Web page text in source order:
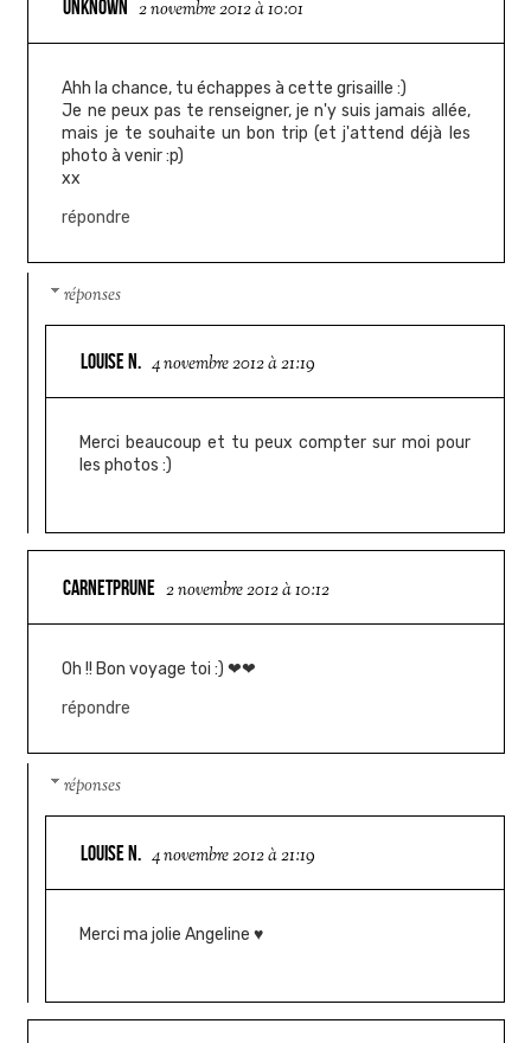
UNKNOWN 2 novembre 2012 à 10:01
Ahh la chance, tu échappes à cette grisaille :)
Je ne peux pas te renseigner, je n'y suis jamais allée,
mais je te souhaite un bon trip (et j'attend déjà les
photo à venir :p)
xx
répondre
réponses
LOUISE N. 4 novembre 2012 à 21:19
Merci beaucoup et tu peux compter sur moi pour
les photos :)
CARNETPRUNE 2 novembre 2012 à 10:12
Oh !! Bon voyage toi :) ❤❤
répondre
réponses
LOUISE N. 4 novembre 2012 à 21:19
Merci ma jolie Angeline ♥